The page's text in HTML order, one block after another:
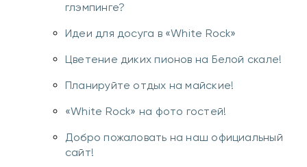
глэмпинге?
Идеи для досуга в «White Rock»
Цветение диких пионов на Белой скале!
Планируйте отдых на майские!
«White Rock» на фото гостей!
Добро пожаловать на наш официальный
сайт!